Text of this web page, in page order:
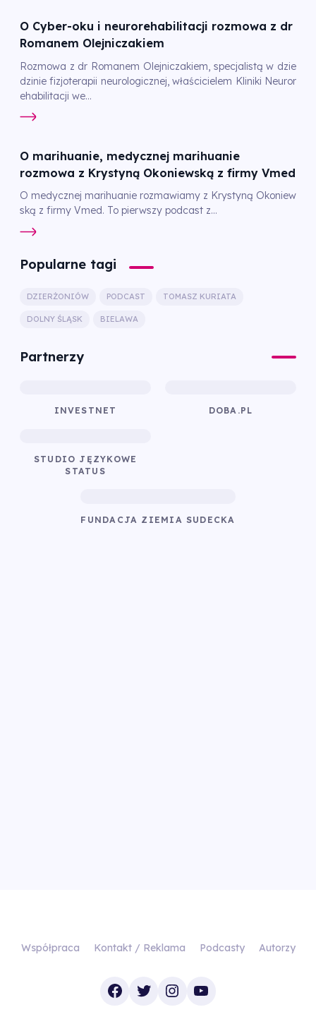
O Cyber-oku i neurorehabilitacji rozmowa z dr
Romanem Olejniczakiem
Rozmowa z dr Romanem Olejniczakiem, specjalistą w dzie
dzinie fizjoterapii neurologicznej, właścicielem Kliniki Neuror
ehabilitacji we...
O marihuanie, medycznej marihuanie
rozmowa z Krystyną Okoniewską z firmy Vmed
O medycznej marihuanie rozmawiamy z Krystyną Okoniew
ską z firmy Vmed. To pierwszy podcast z...
Popularne tagi
DZIERŻONIÓW PODCAST TOMASZ KURIATA
DOLNY ŚLĄSK BIELAWA
Partnerzy
INVESTNET DOBA.PL
STUDIO JĘZYKOWE
STATUS
FUNDACJA ZIEMIA SUDECKA
Współpraca Kontakt / Reklama Podcasty Autorzy
Facebook
TwitterInstagram
YouTube